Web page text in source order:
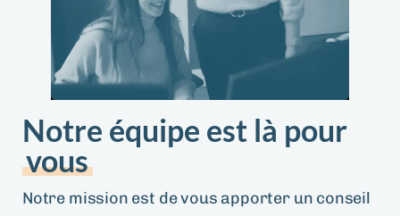
Notre équipe est là pour
vous
Notre mission est de vous apporter un conseil